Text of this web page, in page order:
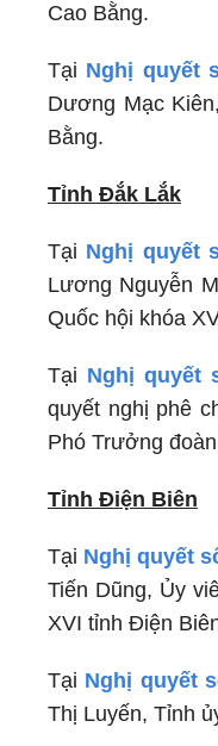
Cao Bằng.
Tại Nghị quyết
Dương Mạc
Bằng.
Tỉnh Đắk Lắk
Tại Nghị quyết
Lương Nguyễn
Quốc hội khóa
Tại Nghị quyết
quyết nghị phê
Phó Trưởng
Tỉnh Điện Biên
Tại Nghị quyết
Tiến Dũng, Ủy
XVI tỉnh Điện
Tại Nghị quyết
Thị Luyến, Tỉnh